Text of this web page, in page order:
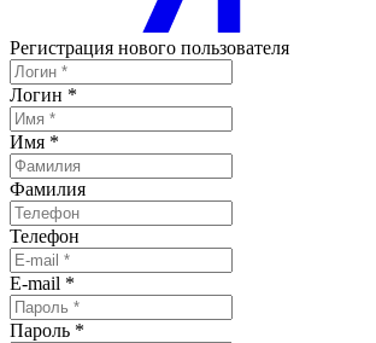
Регистрация нового пользователя
Логин *
Имя *
Фамилия
Телефон
E-mail *
Пароль *